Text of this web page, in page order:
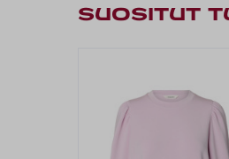
SUOSITUT